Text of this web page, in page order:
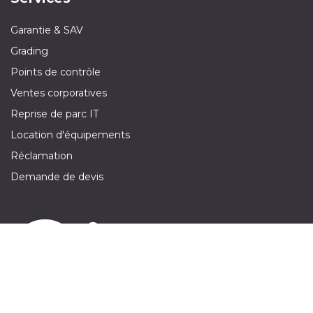
Garantie & SAV
Grading
Points de contrôle
Ventes corporatives
Reprise de parc IT
Location d'équipements
Réclamation
Demande de devis